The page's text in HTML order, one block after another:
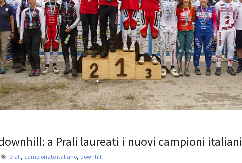
a Prali laureati i nuovi campioni italiani
prali, campionato italiano, downhill